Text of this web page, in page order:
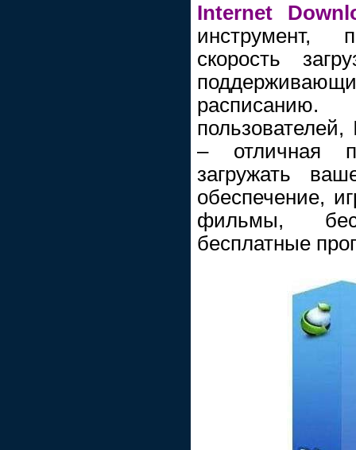
Internet
инструмент,
скорость
– отличная
загружать
обеспечение,
фильмы,
бесплатные